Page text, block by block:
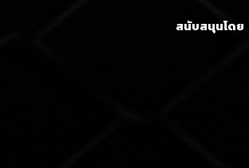
สนับสนุนโดย